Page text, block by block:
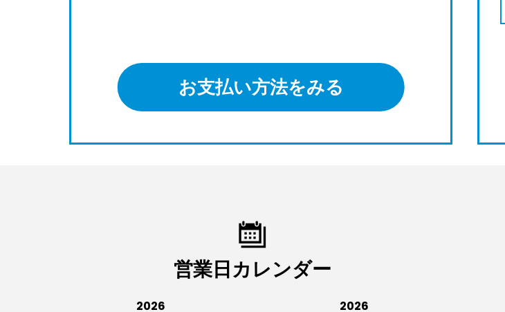
お支払い方法をみる
営業日カレンダー
2026 2026